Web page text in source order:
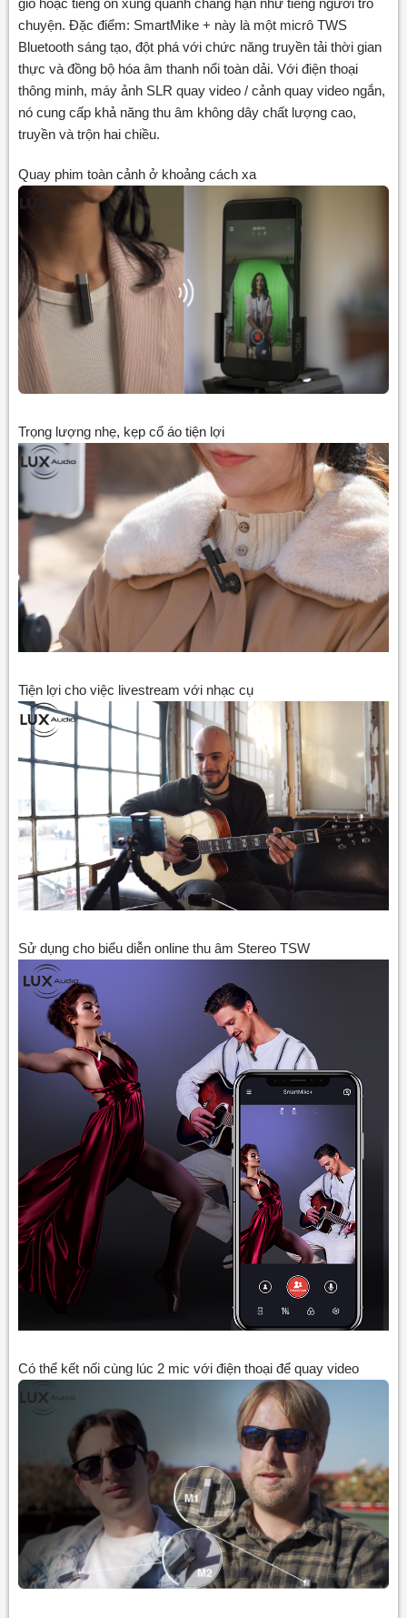
gió hoặc tiếng ồn xung quanh chẳng hạn như tiếng người trò
chuyện. Đặc điểm: SmartMike + này là một micrô TWS
Bluetooth sáng tạo, đột phá với chức năng truyền tải thời gian
thực và đồng bộ hóa âm thanh nổi toàn dải. Với điện thoại
thông minh, máy ảnh SLR quay video / cảnh quay video ngắn,
nó cung cấp khả năng thu âm không dây chất lượng cao,
truyền và trộn hai chiều.
Quay phim toàn cảnh ở khoảng cách xa
Trọng lượng nhẹ, kẹp cổ áo tiện lợi
Tiện lợi cho việc livestream với nhạc cụ
Sử dụng cho biểu diễn online thu âm Stereo TSW
Có thể kết nối cùng lúc 2 mic với điện thoại để quay video